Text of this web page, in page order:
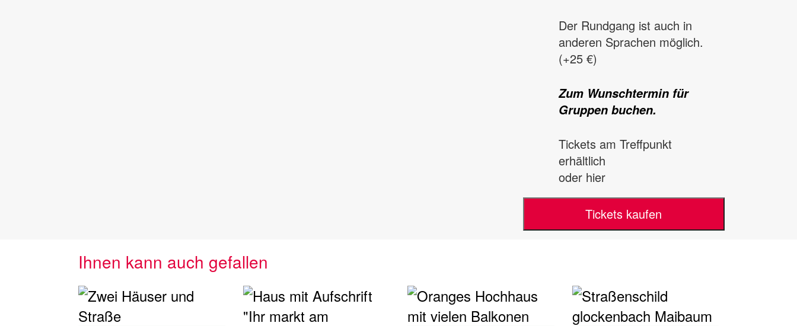
Der Rundgang ist auch in
anderen Sprachen möglich.
(+25 €)
Zum Wunschtermin für
Gruppen buchen.
Tickets am Treffpunkt
erhältlich
oder hier
Tickets kaufen
Ihnen kann auch gefallen